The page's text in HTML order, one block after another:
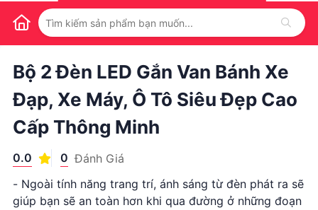
1 /
Bộ 2 Đèn LED Gắn Van Bánh Xe
Đạp, Xe Máy, Ô Tô Siêu Đẹp Cao
Cấp Thông Minh
0.0 0 Đánh Giá
- Ngoài tính năng trang trí, ánh sáng từ đèn phát ra sẽ
giúp bạn sẽ an toàn hơn khi qua đường ở những đoạn